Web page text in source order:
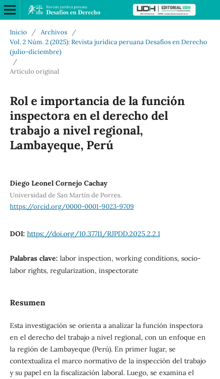
Inicio / Archivos
/
Vol. 2 Núm. 2 (2025): Revista jurídica peruana Desafíos en Derecho
(julio-diciembre)
/
Artículo original
Rol e importancia de la función
inspectora en el derecho del
trabajo a nivel regional,
Lambayeque, Perú
Diego Leonel Cornejo Cachay
Universidad de San Martín de Porres.
https://orcid.org/0000-0001-9023-9709
DOI: https://doi.org/10.37711/RJPDD.2025.2.2.1
Palabras clave: labor inspection, working conditions, socio-
labor rights, regularization, inspectorate
Resumen
Esta investigación se orienta a analizar la función inspectora
en el derecho del trabajo a nivel regional, con un enfoque en
la región de Lambayeque (Perú). En primer lugar, se
contextualiza el marco normativo de la inspección del trabajo
y su papel en la fiscalización laboral. Luego, se examina el